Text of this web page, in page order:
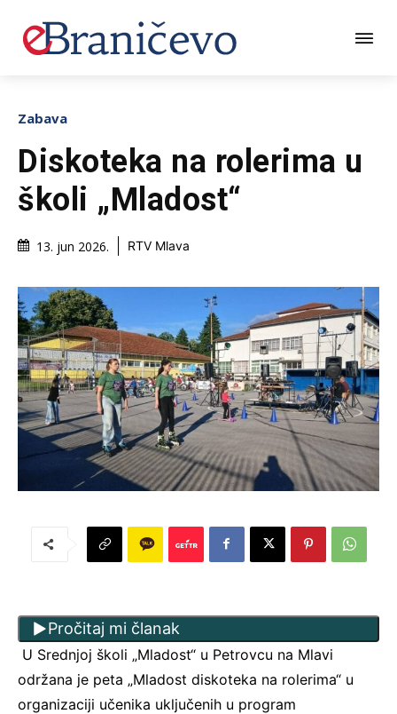
Zabava
Diskoteka na rolerima u
školi „Mladost“
13. jun 2026. RTV Mlava
Pročitaj mi članak
U Srednjoj školi „Mladost“ u Petrovcu na Mlavi
održana je peta „Mladost diskoteka na rolerima“ u
organizaciji učenika uključenih u program